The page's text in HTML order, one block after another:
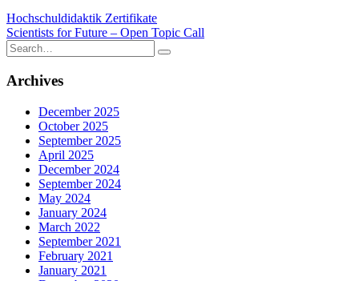
Post
navigation
Hochschuldidaktik Zertifikate
Scientists for Future – Open Topic Call
Search
for:
Archives
December 2025
October 2025
September 2025
April 2025
December 2024
September 2024
May 2024
January 2024
March 2022
September 2021
February 2021
January 2021